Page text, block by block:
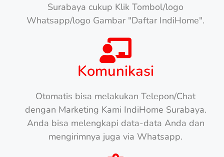
Surabaya cukup Klik Tombol/logo
Whatsapp/logo Gambar "Daftar IndiHome".
Komunikasi
Otomatis bisa melakukan Telepon/Chat
dengan Marketing Kami IndiHome Surabaya.
Anda bisa melengkapi data-data Anda dan
mengirimnya juga via Whatsapp.